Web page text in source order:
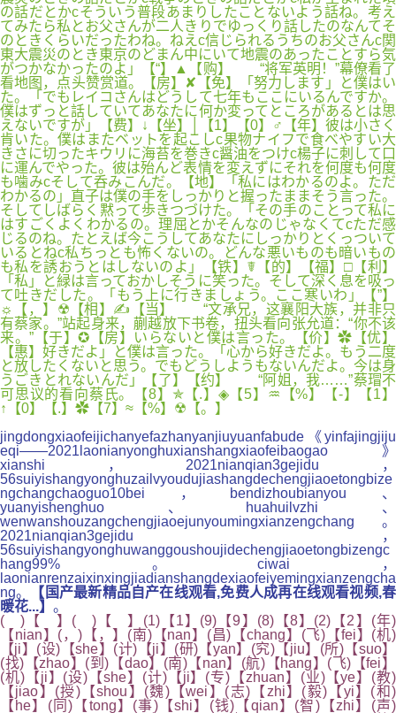
の話だとかcそういう普段あまりしたことないよう話ね。考え
てみたら私とお父さんが二人きりでゆっくり話したのなんてそ
のときくらいだったわね。ねえc信じられるうちのお父さんc関
東大震災のとき東京のどまん中にいて地震のあったことすら気
がつかなかったのよ」【“】▲【购】 “将军英明！”幕僚看了
看地图，点头赞赏道。【房】✘【免】「努力します」と僕はい
た。「でもレイコさんはどうして七年もここにいるんですか。
僕はずっと話していてあなたに何か変ってところがあるとは思
えないですが」【费】↓【坐】│【1】【0】♂【年】彼は小さく
肯いた。僕はまたベットを起こしc果物ナイフで食べやすい大
きさに切ったキウリに海苔を巻きc醤油をつけc楊子に刺して口
に運んでやった。彼は殆んど表情を変えずにそれを何度も何度
も噛みcそして呑みこんだ。【地】「私にはわかるのよ。ただ
わかるの」直子は僕の手をしっかりと握ったままそう言った。
そしてしばらく黙って歩きつづけた。「その手のことって私に
はすごくよくわかるの。理屈とかそんなのじゃなくてcただ感
じるのね。たとえば今こうしてあなたにしっかりとくっついて
いるとねc私ちっとも怖くないの。どんな悪いものも暗いもの
も私を誘おうとはしないのよ」【铁】☤【的】【福】□【利】
「私」と緑は言っておかしそうに笑った。そして深く息を吸っ
て吐きだした。「もう上に行きましょう。ここ寒いわ」【”】
☼【，】☢【相】✍【当】 “文承兄，这襄阳大族，并非只
有蔡家。”站起身来，蒯越放下书卷，扭头看向张允道：“你不该
来。”【于】✪【房】いらないと僕は言った。【价】✿【优】
【惠】好きだよ」と僕は言った。「心から好きだよ。もう二度
と放したくないと思う。でもどうしようもないんだよ。今は身
うごきとれないんだ」【了】【约】 “阿姐，我……”蔡瑁不
可思议的看向蔡氏。【8】✯【.】◈【5】♒【%】【-】【1】
↑【0】【.】✿【7】≈【%】☢【。】
jingdongxiaofeijichanyefazhanyanjiuyuanfabude《yinfajingjiju
eqi——2021laonianyonghuxianshangxiaofeibaogao》
xianshi，2021nianqian3gejidu，
56suiyishangyonghuzailvyoudujiashangdechengjiaoetongbize
ngchangchaoguo10bei，bendizhoubianyou、
yuanyishenghuo、huahuilvzhi、
wenwanshouzangchengjiaoejunyoumingxianzengchang。
2021nianqian3gejidu，
56suiyishangyonghuwanggoushoujidechengjiaoetongbizengc
hang99%。ciwai，
laonianrenzaixinxingjiadianshangdexiaofeiyemingxianzengcha
ng。
【国产最新精品自产在线观看,免费人成再在线观看视频,春
暖花...】 。
( )【 】( )【 】(1)【1】(9)【9】(8)【8】(2)【2】(年)
【nian】(，)【，】(南)【nan】(昌)【chang】(飞)【fei】(机)
【ji】(设)【she】(计)【ji】(研)【yan】(究)【jiu】(所)【suo】
(找)【zhao】(到)【dao】(南)【nan】(航)【hang】(飞)【fei】
(机)【ji】(设)【she】(计)【ji】(专)【zhuan】(业)【ye】(教)
【jiao】(授)【shou】(魏)【wei】(志)【zhi】(毅)【yi】(和)
【he】(同)【tong】(事)【shi】(钱)【qian】(智)【zhi】(声)